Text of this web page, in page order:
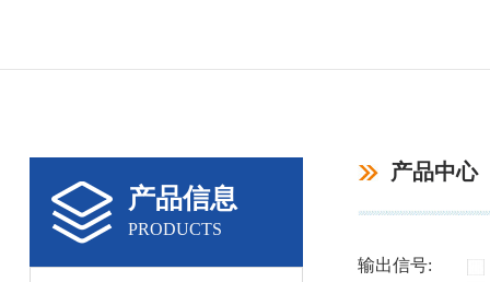
产品信息
PRODUCTS
产品中心
输出信号: